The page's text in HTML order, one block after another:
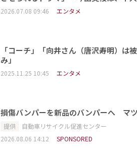
2026.07.08 09:46 エンタメ
「コーチ」「向井さん（唐沢寿明）
み」
2025.11.25 10:45 エンタメ
損傷バンパーを新品のバンパーへ マ
提供
自動車リサイクル促進センター
2026.08.06 14:12
SPONSORED